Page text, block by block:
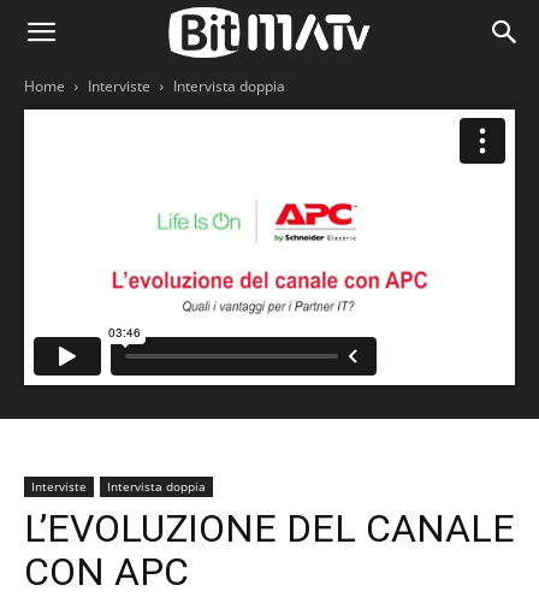
Home Interviste Intervista doppia
Interviste Intervista doppia
L’EVOLUZIONE DEL CANALE
CON APC